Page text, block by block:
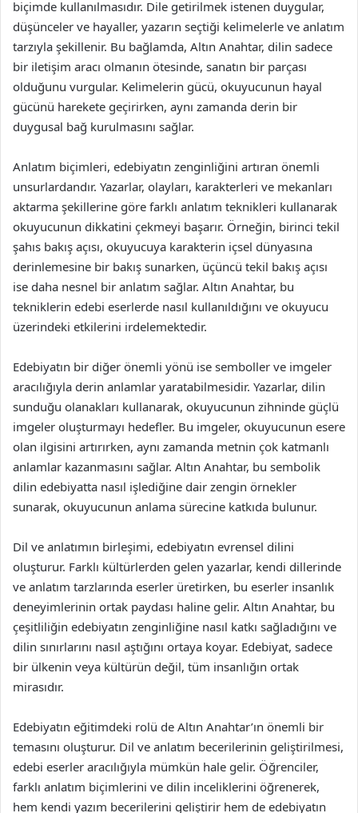
biçimde kullanılmasıdır. Dile getirilmek istenen duygular,
düşünceler ve hayaller, yazarın seçtiği kelimelerle ve anlatım
tarzıyla şekillenir. Bu bağlamda, Altın Anahtar, dilin sadece
bir iletişim aracı olmanın ötesinde, sanatın bir parçası
olduğunu vurgular. Kelimelerin gücü, okuyucunun hayal
gücünü harekete geçirirken, aynı zamanda derin bir
duygusal bağ kurulmasını sağlar.
Anlatım biçimleri, edebiyatın zenginliğini artıran önemli
unsurlardandır. Yazarlar, olayları, karakterleri ve mekanları
aktarma şekillerine göre farklı anlatım teknikleri kullanarak
okuyucunun dikkatini çekmeyi başarır. Örneğin, birinci tekil
şahıs bakış açısı, okuyucuya karakterin içsel dünyasına
derinlemesine bir bakış sunarken, üçüncü tekil bakış açısı
ise daha nesnel bir anlatım sağlar. Altın Anahtar, bu
tekniklerin edebi eserlerde nasıl kullanıldığını ve okuyucu
üzerindeki etkilerini irdelemektedir.
Edebiyatın bir diğer önemli yönü ise semboller ve imgeler
aracılığıyla derin anlamlar yaratabilmesidir. Yazarlar, dilin
sunduğu olanakları kullanarak, okuyucunun zihninde güçlü
imgeler oluşturmayı hedefler. Bu imgeler, okuyucunun esere
olan ilgisini artırırken, aynı zamanda metnin çok katmanlı
anlamlar kazanmasını sağlar. Altın Anahtar, bu sembolik
dilin edebiyatta nasıl işlediğine dair zengin örnekler
sunarak, okuyucunun anlama sürecine katkıda bulunur.
Dil ve anlatımın birleşimi, edebiyatın evrensel dilini
oluşturur. Farklı kültürlerden gelen yazarlar, kendi dillerinde
ve anlatım tarzlarında eserler üretirken, bu eserler insanlık
deneyimlerinin ortak paydası haline gelir. Altın Anahtar, bu
çeşitliliğin edebiyatın zenginliğine nasıl katkı sağladığını ve
dilin sınırlarını nasıl aştığını ortaya koyar. Edebiyat, sadece
bir ülkenin veya kültürün değil, tüm insanlığın ortak
mirasıdır.
Edebiyatın eğitimdeki rolü de Altın Anahtar’ın önemli bir
temasını oluşturur. Dil ve anlatım becerilerinin geliştirilmesi,
edebi eserler aracılığıyla mümkün hale gelir. Öğrenciler,
farklı anlatım biçimlerini ve dilin inceliklerini öğrenerek,
hem kendi yazım becerilerini geliştirir hem de edebiyatın